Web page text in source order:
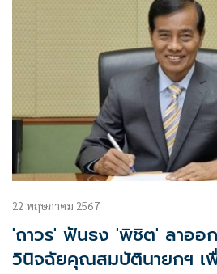
22 พฤษภาคม 2567
'ถาวร' ฟันธง 'พิชิต' ลาออ
วินิจฉัยคุณสมบัตินายกฯ เ